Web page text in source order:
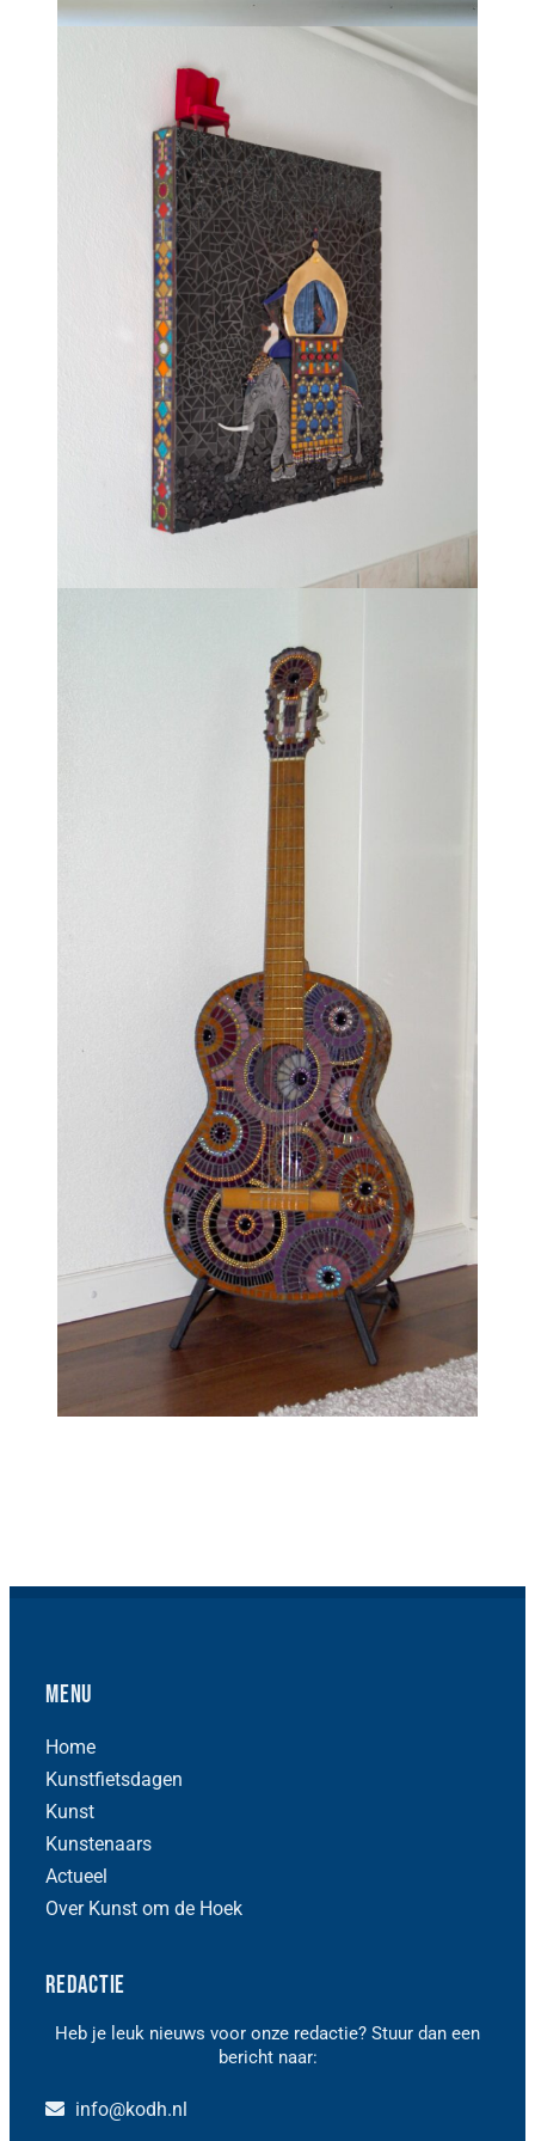
Menu
Home
Kunstfietsdagen
Kunst
Kunstenaars
Actueel
Over Kunst om de Hoek
Redactie
Heb je leuk nieuws voor onze redactie? Stuur dan een
bericht naar:
info@kodh.nl